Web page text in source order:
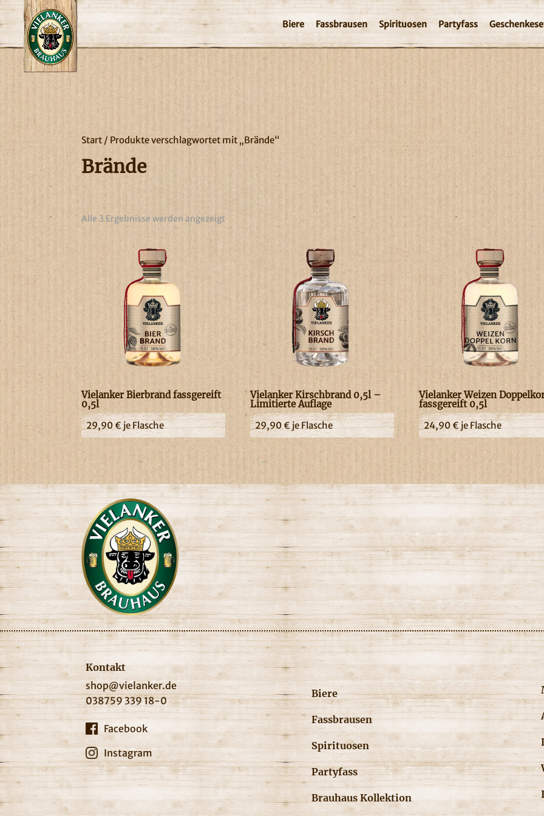
Biere Fassbrausen Spirituosen Partyfass
Start / Produkte verschlagwortet mit „Brände“
Brände
Alle 3 Ergebnisse werden angezeigt
Vielanker Bierbrand fassgereift
0,5l
29,90€je Flasche
Vielanker Kirschbrand 0,5l –
Limitierte Auflage
29,90€je Flasche
Vielanker Weizen
fassgereift 0,5l
24,90€je Flasche
Kontakt
shop@vielanker.de
038759 339 18-0
Facebook
Instagram
Biere
Fassbrausen
Spirituosen
Partyfass
Brauhaus Kollektion